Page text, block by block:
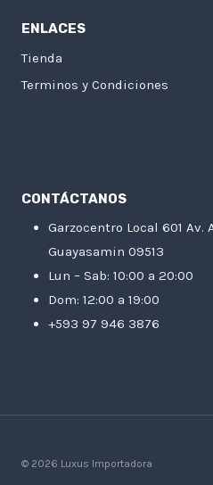
ENLACES
Tienda
Terminos y Condiciones
CONTÁCTANOS
Garzocentro Local 601
Guayasamin 09513
Lun – Sab: 10:00 a 20:00
Dom: 12:00 a 19:00
+593 97 946 3876
© 2026 Luxus Importadora